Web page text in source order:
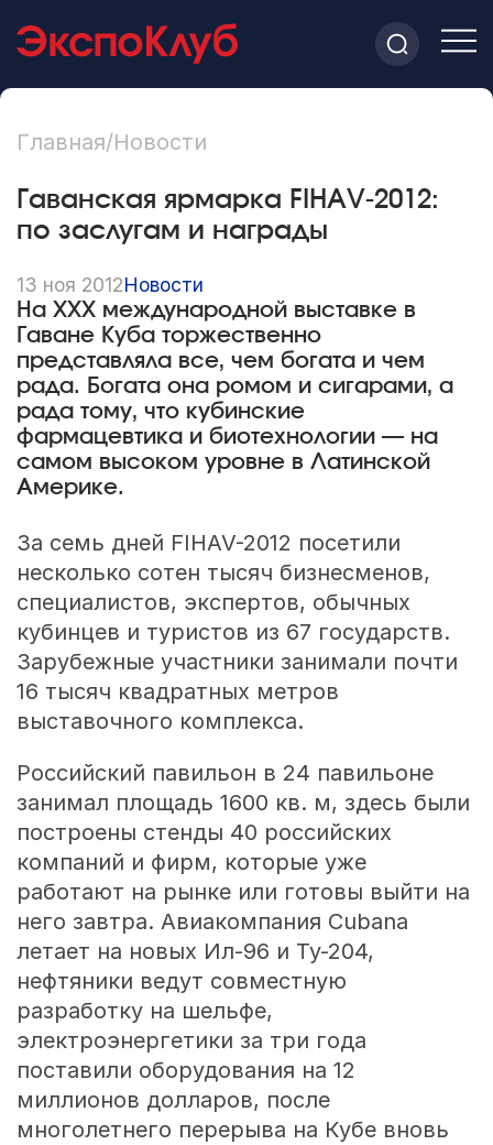
Главная/Новости
Гаванская ярмарка FIHAV-2012:
по заслугам и награды
13 ноя 2012Новости
На XXX международной выставке в
Гаване Куба торжественно
представляла все, чем богата и чем
рада. Богата она ромом и сигарами, а
рада тому, что кубинские
фармацевтика и биотехнологии — на
самом высоком уровне в Латинской
Америке.
За семь дней FIHAV-2012 посетили
несколько сотен тысяч бизнесменов,
специалистов, экспертов, обычных
кубинцев и туристов из 67 государств.
Зарубежные участники занимали почти
16 тысяч квадратных метров
выставочного комплекса.
Российский павильон в 24 павильоне
занимал площадь 1600 кв. м, здесь были
построены стенды 40 российских
компаний и фирм, которые уже
работают на рынке или готовы выйти на
него завтра. Авиакомпания Cubana
летает на новых Ил-96 и Ту-204,
нефтяники ведут совместную
разработку на шельфе,
электроэнергетики за три года
поставили оборудования на 12
миллионов долларов, после
многолетнего перерыва на Кубе вновь